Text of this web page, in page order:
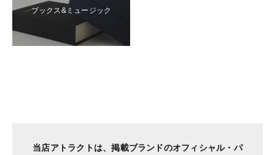
ブックス&ミュージック
当店アトラクトは、掲載ブランドのオフィシャル・パ